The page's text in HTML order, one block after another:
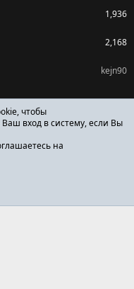
1,936
2,168
kejn90
чтобы
вход в систему, если Вы
на